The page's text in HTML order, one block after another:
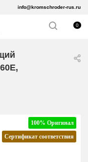
info@kromschroder-rus.ru
0
100% Оригинал
Сертификат соответствия